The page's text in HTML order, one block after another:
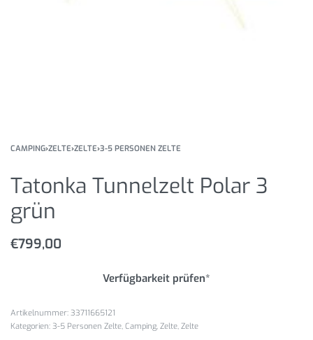
CAMPING›ZELTE›ZELTE›3-5 PERSONEN ZELTE
Tatonka Tunnelzelt Polar 3
grün
€799,00
Verfügbarkeit prüfen*
33711665121
Kategorien: 3-5 Personen Zelte, Camping, Zelte, Zelte